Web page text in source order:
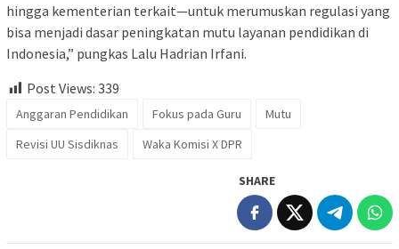
hingga kementerian terkait—untuk merumuskan regulasi yang
bisa menjadi dasar peningkatan mutu layanan pendidikan di
Indonesia,” pungkas Lalu Hadrian Irfani.
Post Views: 339
Anggaran Pendidikan Fokus pada Guru
Mutu
Revisi UU Sisdiknas
Waka Komisi X DPR
SHARE